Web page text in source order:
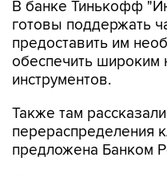
предоставить им
обеспечить широким
инструментов.
Также там рассказали,
предложена Банком
"Тинькофф